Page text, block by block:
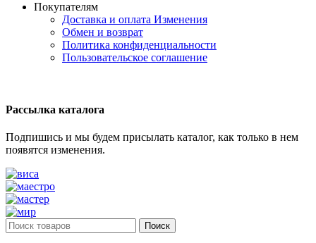
Покупателям
Доставка и оплата Изменения
Обмен и возврат
Политика конфиденциальности
Пользовательское соглашение
Рассылка каталога
Подпишись и мы будем присылать каталог, как только в нем
появятся изменения.
Поиск